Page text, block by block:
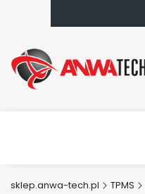
sklep.anwa-tech.pl TPMS